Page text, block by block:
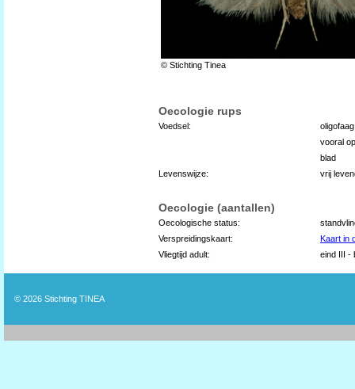
© Stichting Tinea
Oecologie rups
Voedsel:
oligofaag
vooral
blad
Levenswijze:
vrij
Oecologie (aantallen)
Oecologische status:
Verspreidingskaart:
Kaart in
Vliegtijd adult:
eind III -
© 2026 Stichting TINEA